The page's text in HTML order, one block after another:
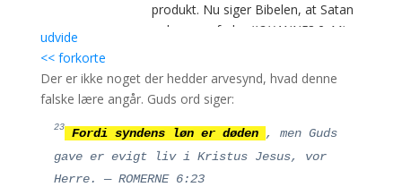
produkt. Nu siger Bibelen, at Satan
er løgnens fader (JOHANNES 8:44),
Guds rige
(ÅB. 22:15).
Og du taler
løgn, eller i bedste fald er du i forvirring. Adam og Eva
overtrådte hvert af de ti bud,
[1]
[STUDIE, CristoVerdad] og det resulterede i død,
inklusive dyrs(Rom. 6:23).Det er den bibelske tilgang,
ikke den løgn, du forsøger at udbrede. Gud har ikke
udvide
<< forkorte
Der er ikke noget der hedder arvesynd, hvad denne
falske lære angår. Guds ord siger:
23 Fordi syndens løn er døden , men Guds
gave er evigt liv i Kristus Jesus, vor
Herre. — ROMERNE 6:23